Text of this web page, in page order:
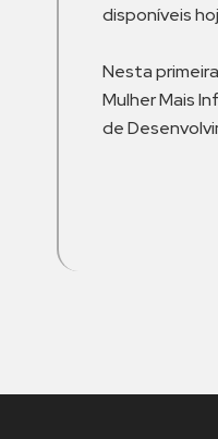
disponíveis
Nesta
Mulher Mais
de